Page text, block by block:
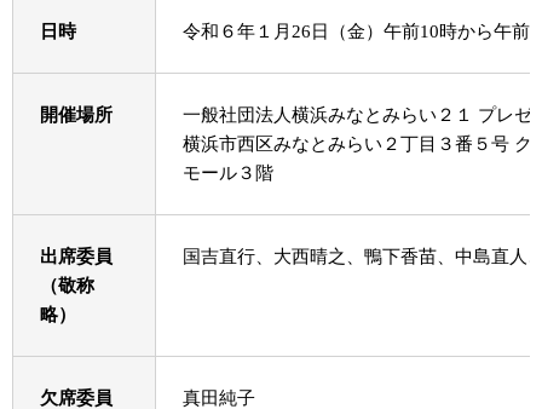
日時 令和６年１月26日（金）午前10時から午前
開催場所
一般社団法人横浜みなとみらい２１ プレゼ
横浜市西区みなとみらい２丁目３番５号 ク
モール３階
出席委員
（敬称
略）
国吉直行、大西晴之、鴨下香苗、中島直人
欠席委員
真田純子